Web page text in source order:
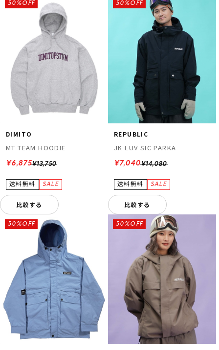
DIMITO
MT TEAM HOODIE
¥13,750
50%OFF
¥6,875
比較する
REPUBLIC
JK LUV SIC PARKA
¥14,080
50%OFF
¥7,040
比較する
50%OFF 50%OFF